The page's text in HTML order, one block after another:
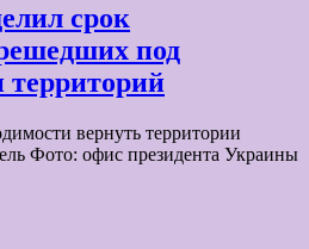
срок
под
территорий
вернуть территории
Фото: офис президента Украины